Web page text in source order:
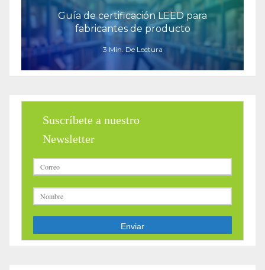
Guía de certificación LEED para
fabricantes de producto
3 Min. De Lectura
Suscríbete a nuestro
Newsletter